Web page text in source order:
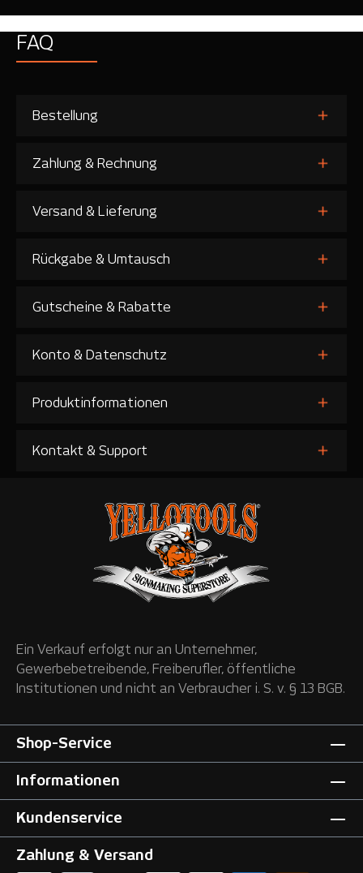
FAQ
Bestellung
Zahlung & Rechnung
Versand & Lieferung
Rückgabe & Umtausch
Gutscheine & Rabatte
Konto & Datenschutz
Produktinformationen
Kontakt & Support
Ein Verkauf erfolgt nur an Unternehmer,
Gewerbebetreibende, Freiberufler, öffentliche
Institutionen und nicht an Verbraucher i. S. v. § 13 BGB.
Shop-Service
Informationen
Kundenservice
Zahlung & Versand